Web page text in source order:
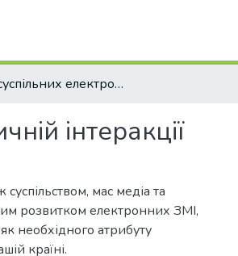
Роль суспільних електронних медіа у політичній інтеракції
інтеракції
мас медіа та
розвитком електронних ЗМІ,
необхідного атрибуту
країні.